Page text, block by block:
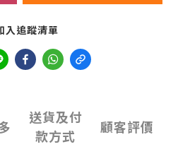
入追蹤清單
送貨及付
款方式
顧客評價